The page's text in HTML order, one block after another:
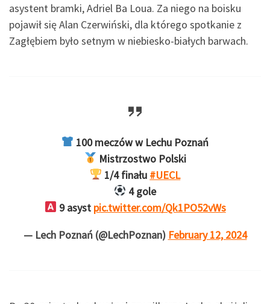
asystent bramki, Adriel Ba Loua. Za niego na boisku
pojawił się Alan Czerwiński, dla którego spotkanie z
Zagłębiem było setnym w niebiesko-białych barwach.
100 meczów w Lechu Poznań
Mistrzostwo Polski
1/4 finału #UECL
4 gole
9 asyst pic.twitter.com/Qk1PO52vWs
— Lech Poznań (@LechPoznan) February 12, 2024